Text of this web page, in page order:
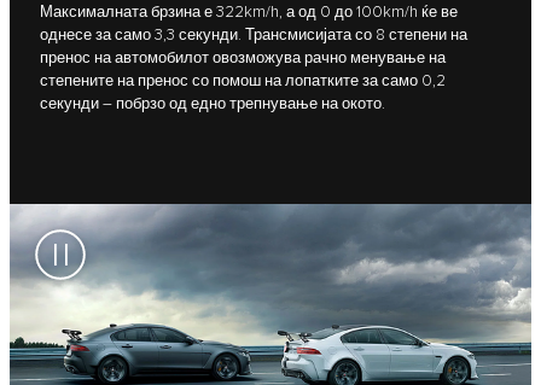
Максималната брзина е 322km/h, а од 0 до 100km/h ќе ве
однесе за само 3,3 секунди. Трансмисијата со 8 степени на
пренос на автомобилот овозможува рачно менување на
степените на пренос со помош на лопатките за само 0,2
секунди – побрзо од едно трепнување на окото.